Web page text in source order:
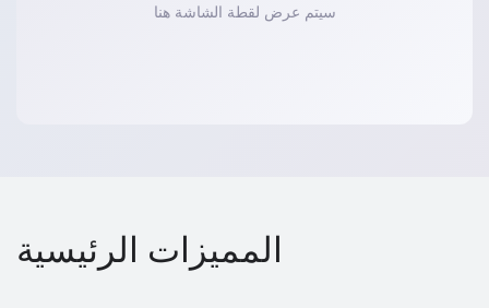
سيتم عرض لقطة الشاشة هنا
المميزات الرئيسية